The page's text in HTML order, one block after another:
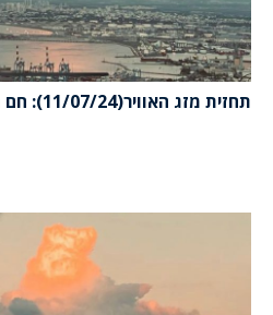
תחזית מזג האוויר(11/07/24): חם מהרגיל עד שרבי